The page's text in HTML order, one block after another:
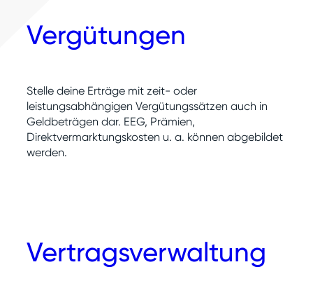
Vergütungen
Stelle deine Erträge mit zeit- oder
leistungsabhängigen Vergütungssätzen auch in
Geldbeträgen dar. EEG, Prämien,
Direktvermarktungskosten u. a. können abgebildet
werden.
Vertragsverwaltung